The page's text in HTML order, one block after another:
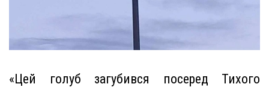
«Цей голуб загубився посеред Тихого